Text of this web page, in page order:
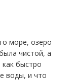
море, озеро
чистой, а
быстро
воды, и что